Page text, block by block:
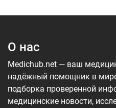
О нас
Medichub.net — ваш
надёжный помощник в
подборка проверенной
медицинские новости,